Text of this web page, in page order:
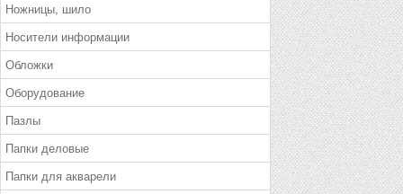
Ножницы, шило
Носители информации
Обложки
Оборудование
Пазлы
Папки деловые
Папки для акварели